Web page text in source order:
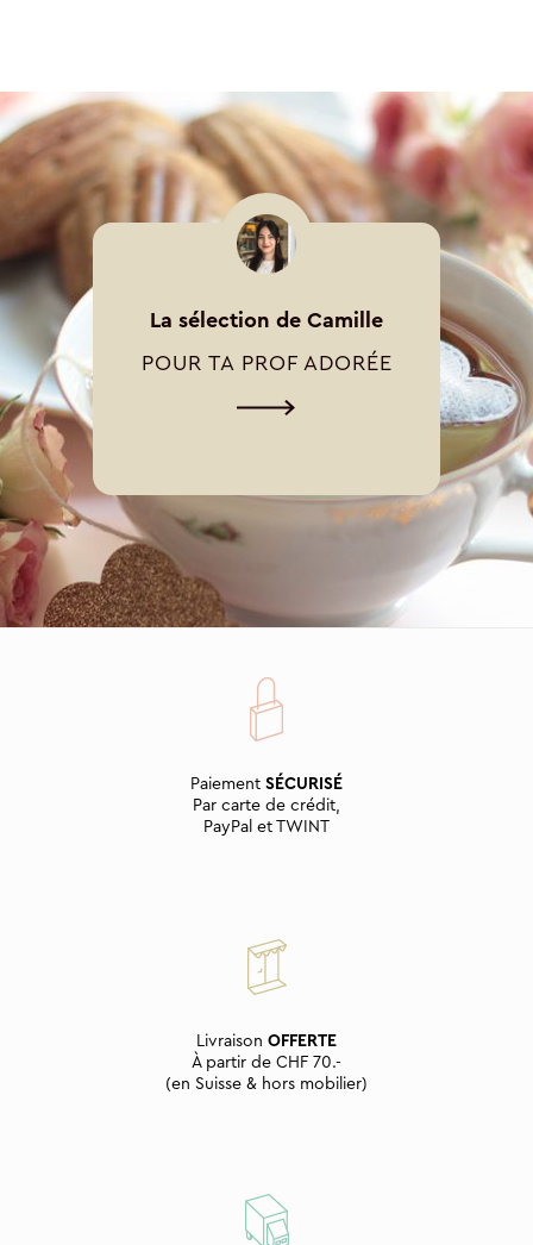
La sélection de Camille
POUR TA PROF ADORÉE
Paiement SÉCURISÉ
Par carte de crédit,
PayPal et TWINT
Livraison OFFERTE
À partir de CHF 70.-
(en Suisse & hors mobilier)